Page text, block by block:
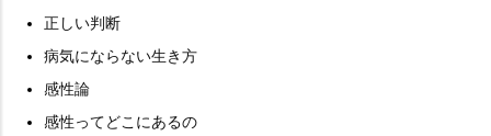
正しい判断
病気にならない生き方
感性論
感性ってどこにあるの